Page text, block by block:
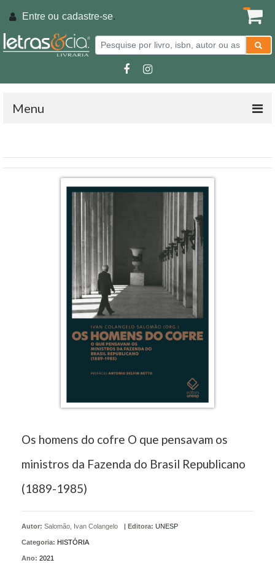
Entre ou cadastre-se.
Menu
Os homens do cofre O que pensavam os
ministros da Fazenda do Brasil Republicano
(1889-1985)
Autor: Salomão, Ivan Colangelo | Editora: UNESP
Categoria: HISTÓRIA
Ano: 2021